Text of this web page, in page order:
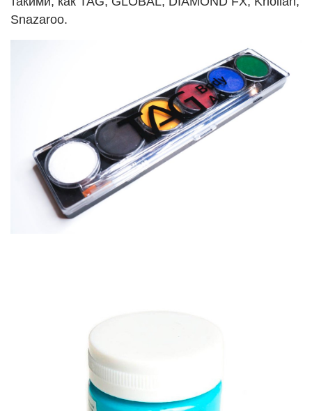
Snazaroo.